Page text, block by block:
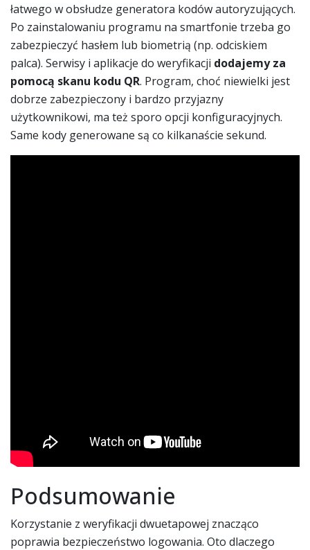
łatwego w obsłudze generatora kodów autoryzujących.
Po zainstalowaniu programu na smartfonie trzeba go
zabezpieczyć hasłem lub biometrią (np. odciskiem
palca). Serwisy i aplikacje do weryfikacji dodajemy za
pomocą skanu kodu QR. Program, choć niewielki jest
dobrze zabezpieczony i bardzo przyjazny
użytkownikowi, ma też sporo opcji konfiguracyjnych.
Same kody generowane są co kilkanaście sekund.
Podsumowanie
Korzystanie z weryfikacji dwuetapowej znacząco
poprawia bezpieczeństwo logowania. Oto dlaczego